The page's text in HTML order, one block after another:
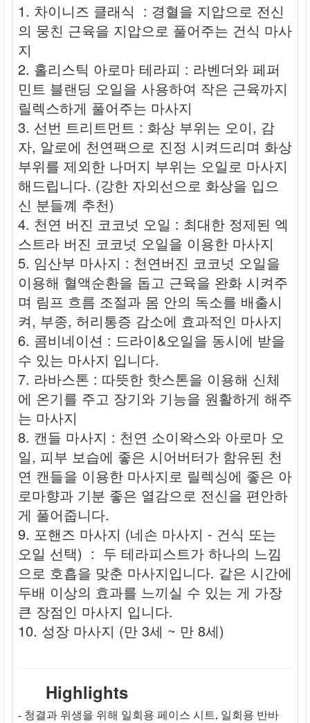
1. 차이니즈 클래식 : 경혈을 지압으로 전신
의 뭉친 근육을 지압으로 풀어주는 건식 마사
지
2. 홀리스틱 아로마 테라피 : 라벤더와 페퍼
민트 블랜딩 오일을 사용하여 작은 근육까지
릴렉스하게 풀어주는 마사지
3. 선번 트리트먼트 : 화상 부위는 오이, 감
자, 알로에 천연팩으로 진정 시켜드리며 화상
부위를 제외한 나머지 부위는 오일로 마사지
해드립니다. (강한 자외선으로 화상을 입으
신 분들꼐 추천)
4. 천연 버진 코코넛 오일 : 최대한 정제된 엑
스트라 버진 코코넛 오일을 이용한 마사지
5. 임산부 마사지 : 천연버진 코코넛 오일을
이용해 혈액순환을 돕고 근육을 완화 시켜주
며 림프 흐름 조절과 몸 안의 독소를 배출시
켜, 부종, 허리통증 감소에 효과적인 마사지
6. 콤비네이션 : 드라이&오일을 동시에 받을
수 있는 마사지 입니다.
7. 라바스톤 : 따뜻한 핫스톤을 이용해 신체
에 온기를 주고 장기와 기능을 원활하게 해주
는 마사지
8. 캔들 마사지 : 천연 소이왁스와 아로마 오
일, 피부 보습에 좋은 시어버터가 함유된 천
연 캔들을 이용한 마사지로 릴렉싱에 좋은 아
로마향과 기분 좋은 열감으로 전신을 편안하
게 풀어줍니다.
9. 포핸즈 마사지 (네손 마사지 - 건식 또는
오일 선택) : 두 테라피스트가 하나의 느낌
으로 호흡을 맞춘 마사지입니다. 같은 시간에
두배 이상의 효과를 느끼실 수 있는 게 가장
큰 장점인 마사지 입니다.
10. 성장 마사지 (만 3세 ~ 만 8세)
Highlights
- 청결과 위생을 위해 일회용 페이스 시트, 일회용 반바